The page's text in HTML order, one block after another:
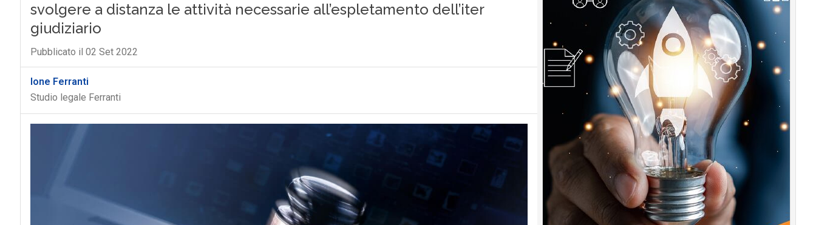
svolgere a distanza le attività necessarie all’espletamento dell’iter
giudiziario
Pubblicato il 02 Set 2022
Ione Ferranti
Studio legale Ferranti